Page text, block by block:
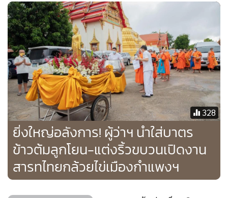
328
ยิ่งใหญ่อลังการ! ผู้ว่าฯ นำใส่บาตร
ข้าวต้มลูกโยน-แต่งริ้วขบวนเปิดงาน
สารทไทยกล้วยไข่เมืองกำแพงฯ